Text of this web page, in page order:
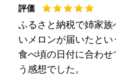
ふるさと納税で姉家
いメロンが届いたとい
食べ頃の日付に合わ
う感想でした。